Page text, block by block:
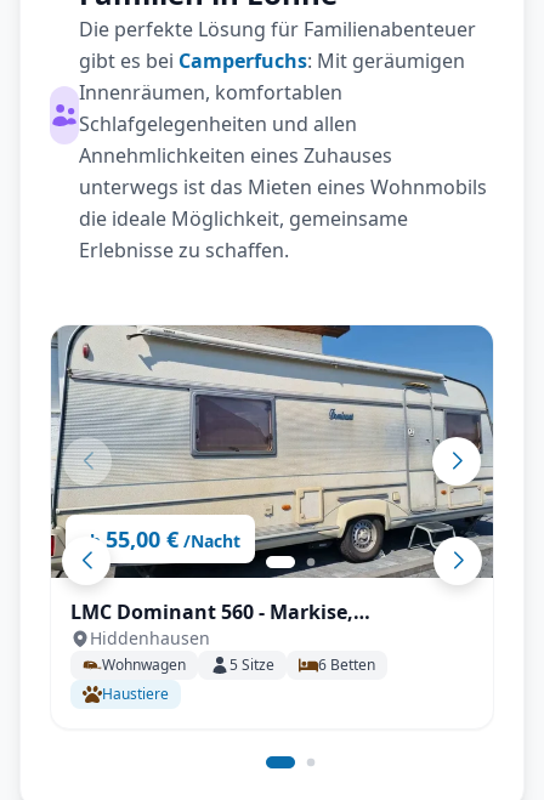
Die perfekte Lösung für Familienabenteuer
gibt es bei Camperfuchs: Mit geräumigen
Innenräumen, komfortablen
Schlafgelegenheiten und allen
Annehmlichkeiten eines Zuhauses
unterwegs ist das Mieten eines Wohnmobils
die ideale Möglichkeit, gemeinsame
Erlebnisse zu schaffen.
ab 55,00 € /Nacht
LMC Dominant 560 - Markise,
Klimaanlage, Kühlschrank, Mover uvm.
Hiddenhausen
Wohnwagen 5Sitze 6 Betten
Haustiere